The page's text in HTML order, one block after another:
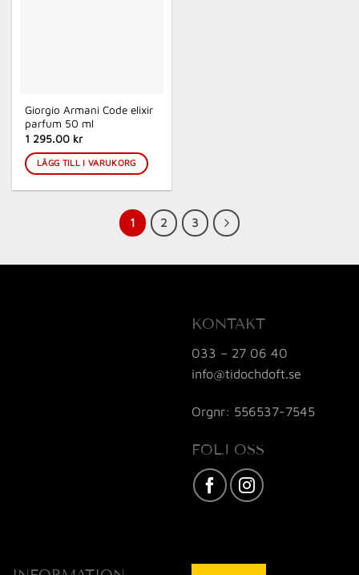
Giorgio Armani Code elixir
parfum 50 ml
1 295.00 kr
LÄGG TILL I VARUKORG
1 2 3
KONTAKT
033 – 27 06 40
info@tidochdoft.se
Orgnr: 556537-7545
FÖLJ OSS